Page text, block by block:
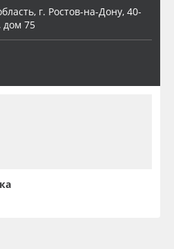
г. Ростов-на-Дону, 40-
дом 75